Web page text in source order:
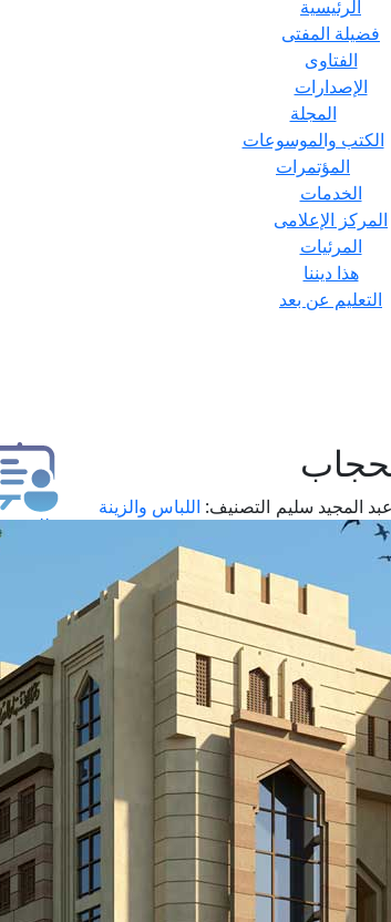
الرئيسية
فضيلة المفتى
الفتاوى
الإصدارات
المجلة
الكتب والموسوعات
المؤتمرات
الخدمات
المركز الإعلامى
المرئيات
هذا ديننا
التعليم عن بعد
المجيد سليم التصنيف: اللباس والزينة
طلب
حجز
الفتوى